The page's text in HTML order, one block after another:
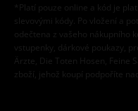
*Platí pouze online a kód je
slevovými kódy. Po vložení a
odečtena z vašeho nákupního
vstupenky, dárkové poukazy,
Ärzte, Die Toten Hosen, Feine
zboží, jehož koupí podpoříte